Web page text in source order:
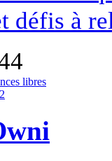
défis à
libres